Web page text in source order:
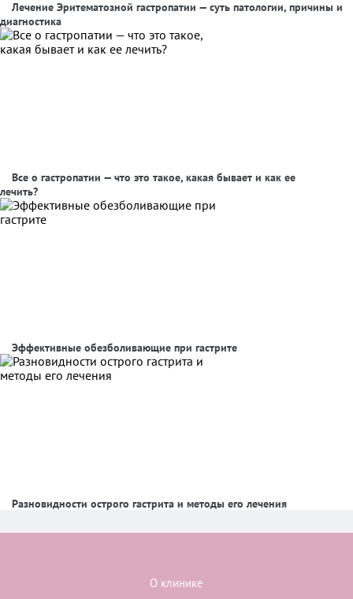
Лечение Эритематозной гастропатии — суть патологии, причины и
диагностика
Все о гастропатии — что это такое, какая бывает и как ее
лечить?
Эффективные обезболивающие при гастрите
Разновидности острого гастрита и методы его лечения
О клинике